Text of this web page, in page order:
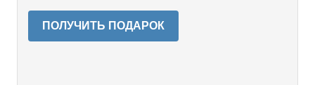
ПОЛУЧИТЬ ПОДАРОК